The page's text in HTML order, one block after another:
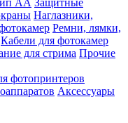
АА Защитные
Наглазники,
Ремни, лямки,
Кабели для фотокамер
для стрима Прочие
фотопринтеров
Аксессуары